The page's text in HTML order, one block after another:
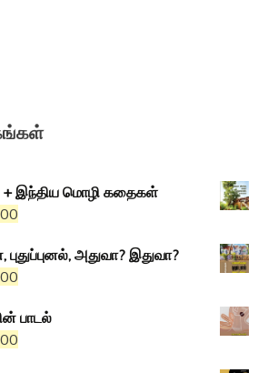
+ இந்திய மொழி கதைகள்
is:
அதுவா? இதுவா?
is:
பாடல்